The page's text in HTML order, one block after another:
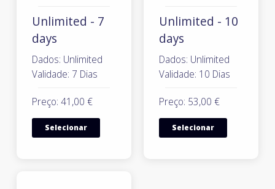
Unlimited - 7
days
Dados: Unlimited
Validade: 7 Dias
Preço: 41,00 €
Selecionar
Unlimited - 10
days
Dados: Unlimited
Validade: 10 Dias
Preço: 53,00 €
Selecionar